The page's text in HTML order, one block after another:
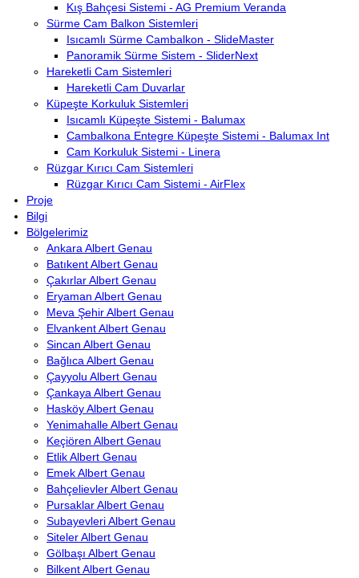
Kış Bahçesi Sistemi - AG Premium Veranda
Sürme Cam Balkon Sistemleri
Isıcamlı Sürme Cambalkon - SlideMaster
Panoramik Sürme Sistem - SliderNext
Hareketli Cam Sistemleri
Hareketli Cam Duvarlar
Küpeşte Korkuluk Sistemleri
Isıcamlı Küpeşte Sistemi - Balumax
Cambalkona Entegre Küpeşte Sistemi - Balumax Int
Cam Korkuluk Sistemi - Linera
Rüzgar Kırıcı Cam Sistemleri
Rüzgar Kırıcı Cam Sistemi - AirFlex
Proje
Bilgi
Bölgelerimiz
Ankara Albert Genau
Batıkent Albert Genau
Çakırlar Albert Genau
Eryaman Albert Genau
Meva Şehir Albert Genau
Elvankent Albert Genau
Sincan Albert Genau
Bağlıca Albert Genau
Çayyolu Albert Genau
Çankaya Albert Genau
Hasköy Albert Genau
Yenimahalle Albert Genau
Keçiören Albert Genau
Etlik Albert Genau
Emek Albert Genau
Bahçelievler Albert Genau
Pursaklar Albert Genau
Subayevleri Albert Genau
Siteler Albert Genau
Gölbaşı Albert Genau
Bilkent Albert Genau